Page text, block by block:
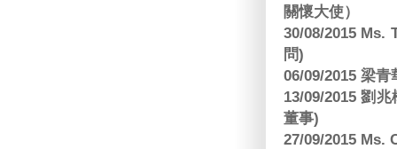
關懷大使）
30/08/2015 Ms.
問)
06/09/2015 梁
13/09/2015 劉
董事)
27/09/2015 Ms.